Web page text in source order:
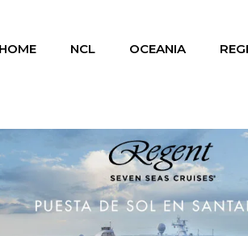
HOME NCL OCEANIA